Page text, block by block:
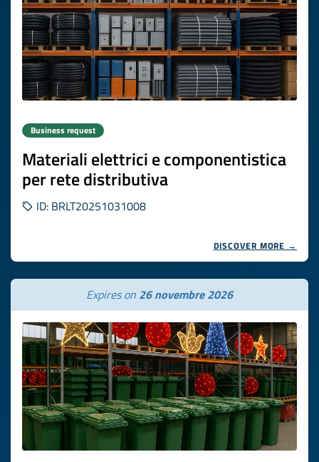
Business request
Materiali elettrici e componentistica
per rete distributiva
ID: BRLT20251031008
DISCOVER MORE →
Expires on 26 novembre 2026